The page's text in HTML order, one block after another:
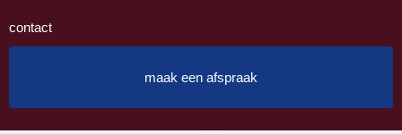
contact
maak een afspraak